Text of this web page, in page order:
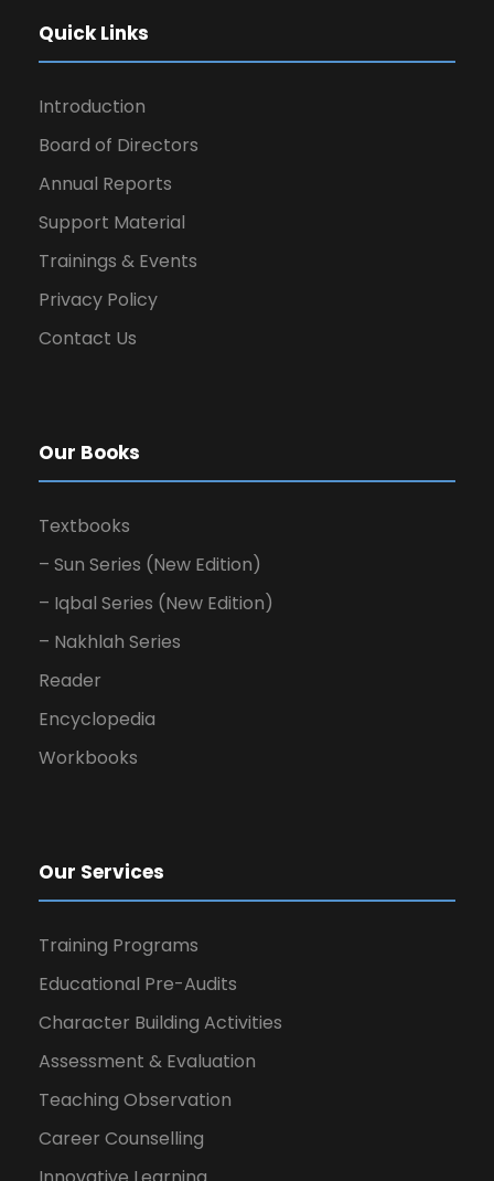
Quick Links
Introduction
Board of Directors
Annual Reports
Support Material
Trainings & Events
Privacy Policy
Contact Us
Our Books
Textbooks
– Sun Series (New Edition)
– Iqbal Series (New Edition)
– Nakhlah Series
Reader
Encyclopedia
Workbooks
Our Services
Training Programs
Educational Pre-Audits
Character Building Activities
Assessment & Evaluation
Teaching Observation
Career Counselling